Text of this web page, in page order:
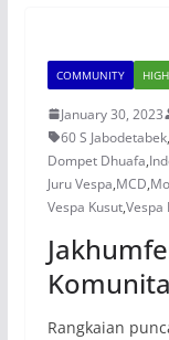
COMMUNITY
January 30, 2023
60 S Jabodetabek,
Dompet Dhuafa,
Juru Vespa,MCD,
Vespa Kusut,Vespa
Rangkaian